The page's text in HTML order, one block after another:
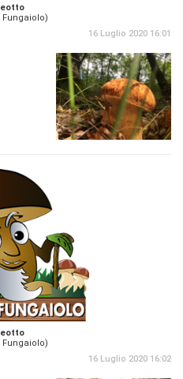
Fungaiolo)
16 Luglio 2020 16:01
Fungaiolo)
16 Luglio 2020 16:02